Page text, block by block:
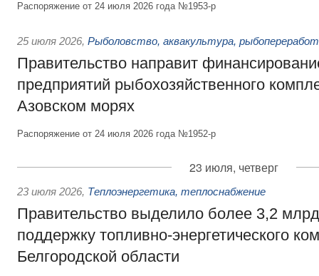
Распоряжение от 24 июля 2026 года №1953-р
25 июля 2026, Рыболовство, аквакультура,
Правительство направит
предприятий рыбохозяйственного
Азовском морях
Распоряжение от 24 июля 2026 года №1952-р
23 июля, четверг
23 июля 2026, Теплоэнергетика, теплоснабжение
Правительство выделило более 3,2
поддержку топливно-энергетического
Белгородской области